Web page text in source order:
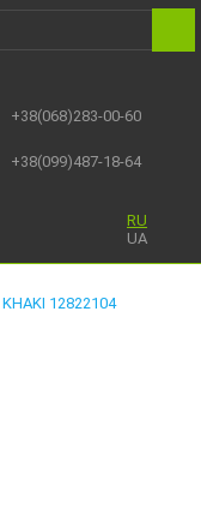
+38(068)283-00-60
+38(099)487-18-64
RU
UA
12822104